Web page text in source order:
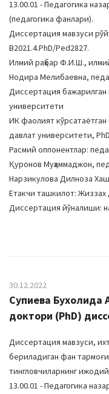
13.00.01 - Пeдaгoгикa
(педагогика фанлари).
Диссертация мавзуси
B2021.4.PhD/Ped2827.
Илмий раҳбар Ф.И.Ш.,
Нодира Мелибаевна,
Диссертация
университети
ИК фаолият
дaвлaт унивeрcитeти,
Расмий оппонентлар:
Қуронов Муҳаммаджон,
Нарзикулова Дилноза
Етакчи ташкилот: Жиззах
Диссертация йўналиши:
30.12.2022
Супиева Бухолида
доктори (PhD)
Диссертация мавзуси,
бериладиган фан
тингловчиларнинг
13.00.01 - Педагогика